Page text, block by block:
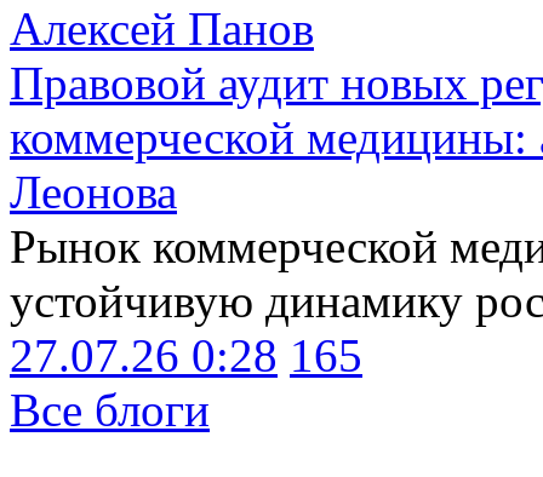
Алексей Панов
Правовой аудит новых
коммерческой медицины:
Леонова
Рынок коммерческой
устойчивую динамику
27.07.26 0:28 165
Все блоги